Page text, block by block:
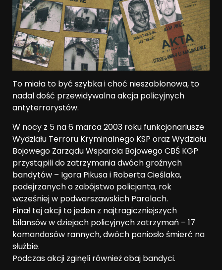
To miała to być szybka i choć nieszablonowa, to
nadal dość przewidywalna akcja policyjnych
antyterrorystów.
W nocy z 5 na 6 marca 2003 roku funkcjonariusze
Wydziału Terroru Kryminalnego KSP oraz Wydziału
Bojowego Zarządu Wsparcia Bojowego CBŚ KGP
przystąpili do zatrzymania dwóch groźnych
bandytów – Igora Pikusa i Roberta Cieślaka,
podejrzanych o zabójstwo policjanta, rok
wcześniej w podwarszawskich Parolach.
Finał tej akcji to jeden z najtragiczniejszych
bilansów w dziejach policyjnych zatrzymań – 17
komandosów rannych, dwóch poniosło śmierć na
służbie.
Podczas akcji zginęli również obaj bandyci.